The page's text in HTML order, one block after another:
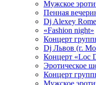
Мужское
Пенная
Dj Alexey
«Fashion night»
Концерт
Dj Львов (г.
Концерт «Loc
Эротическое
Концерт
Мужское